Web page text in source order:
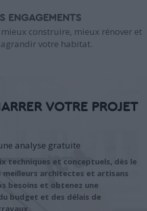
ENGAGEMENTS
construire, mieux rénover et
votre habitat.
VOTRE PROJET
analyse gratuite
techniques et conceptuels, dès le
architectes et artisans
besoins et obtenez une
budget et des délais de